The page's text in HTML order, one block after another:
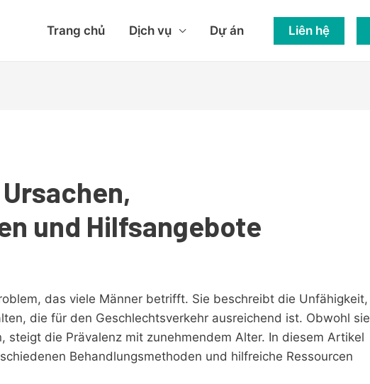
Trang chủ Dịch vụ Dự án Liên hệ
und Hilfsangebote
das viele Männer betrifft. Sie beschreibt die Unfähigkeit,
die für den Geschlechtsverkehr ausreichend ist. Obwohl sie
steigt die Prävalenz mit zunehmendem Alter. In diesem Artikel
Behandlungsmethoden und hilfreiche Ressourcen